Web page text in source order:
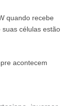
quando recebe
suas células estão
acontecem